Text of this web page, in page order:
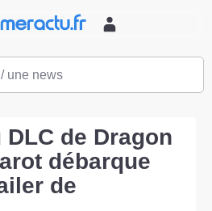
une news
de Dragon
débarque
de